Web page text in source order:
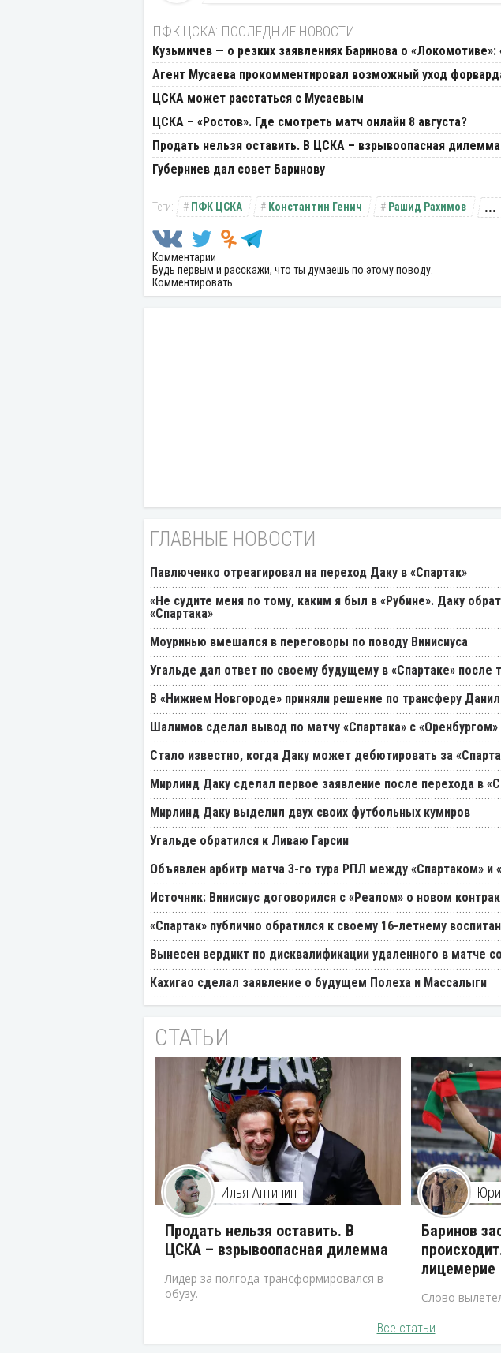
ПФК ЦСКА: ПОСЛЕДНИЕ НОВОСТИ
Кузьмичев — о резких заявлениях Баринова о
Агент Мусаева прокомментировал возможный уход
ЦСКА может расстаться с Мусаевым
ЦСКА – «Ростов». Где смотреть матч онлайн 8 августа?
Продать нельзя оставить. В ЦСКА – взрывоопасная дилемма
Губерниев дал совет Баринову
ПФК ЦСКА Константин Генич Рашид Рахимов ...
Комментарии
Будь первым и расскажи, что ты думаешь по этому поводу.
Комментировать
ГЛАВНЫЕ НОВОСТИ
Павлюченко отреагировал на переход Даку в «Спартак»
«Не судите меня по тому, каким я был в «Рубине». Даку
«Спартака»
Моуринью вмешался в переговоры по поводу Винисиуса
Угальде дал ответ по своему будущему в «Спартаке» после
В «Нижнем Новгороде» приняли решение по трансферу
Шалимов сделал вывод по матчу «Спартака» с «Оренбургом»
Стало известно, когда Даку может дебютировать за
Мирлинд Даку сделал первое заявление после перехода в
Мирлинд Даку выделил двух своих футбольных кумиров
Угальде обратился к Ливаю Гарсии
Объявлен арбитр матча 3-го тура РПЛ между «Спартаком» и
Источник: Винисиус договорился с «Реалом» о новом
«Спартак» публично обратился к своему 16-летнему
Вынесен вердикт по дисквалификации удаленного в матче
Кахигао сделал заявление о будущем Полеха и Массалыги
СТАТЬИ
Илья Антипин
Продать нельзя оставить. В
ЦСКА – взрывоопасная дилемма
Лидер за полгода трансформировался в
обузу.
Баринов
лицемерие
Слово
Все статьи